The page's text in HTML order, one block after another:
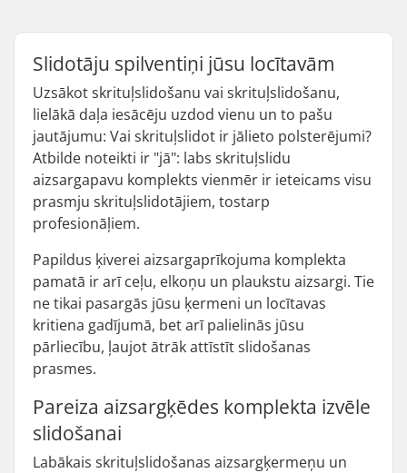
Slidotāju spilventiņi jūsu locītavām
Uzsākot skrituļslidošanu vai skrituļslidošanu,
lielākā daļa iesācēju uzdod vienu un to pašu
jautājumu: Vai skrituļslidot ir jālieto polsterējumi?
Atbilde noteikti ir "jā": labs skrituļslidu
aizsargapavu komplekts vienmēr ir ieteicams visu
prasmju skrituļslidotājiem, tostarp
profesionāļiem.
Papildus ķiverei aizsargaprīkojuma komplekta
pamatā ir arī ceļu, elkoņu un plaukstu aizsargi. Tie
ne tikai pasargās jūsu ķermeni un locītavas
kritiena gadījumā, bet arī palielinās jūsu
pārliecību, ļaujot ātrāk attīstīt slidošanas
prasmes.
Pareiza aizsargķēdes komplekta izvēle
slidošanai
Labākais skrituļslidošanas aizsargķermeņu un